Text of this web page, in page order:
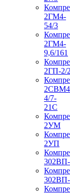
2ГМ4-
54/3
2ГМ4-
9,6/161
2ГП-2/
4/7-
21С
2УМ
2УП